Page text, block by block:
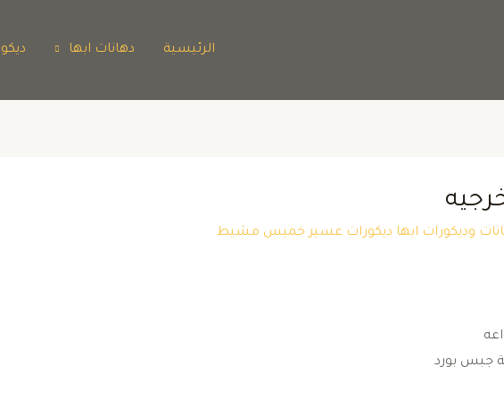
الرئيسية دهانات ابها
وديكورات ابها ديكورات عسير خميس مشيط
جبس بورد